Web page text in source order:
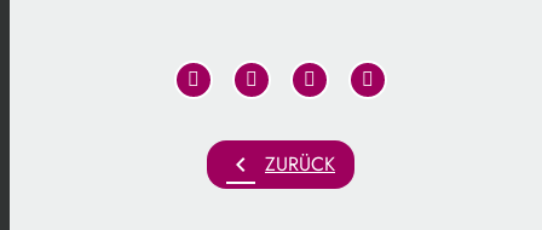
chevron_left ZURÜCK